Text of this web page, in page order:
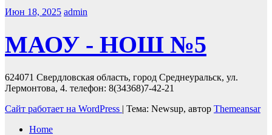
Июн 18, 2025 admin
МАОУ - НОШ №5
624071 Свердловская область, город Среднеуральск, ул.
Лермонтова, 4. телефон: 8(34368)7-42-21
Сайт работает на WordPress | Тема: Newsup, автор Themeansar
Home